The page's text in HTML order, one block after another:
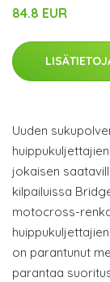
84.8 EUR
Uuden
jokaisen
kilpailuissa
motocross-
on parantunut
parantaa